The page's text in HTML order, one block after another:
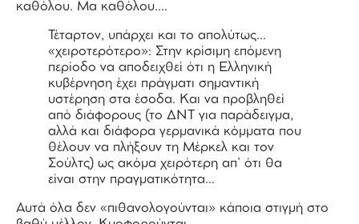
καθόλου. Μα καθόλου….
Τέταρτον, υπάρχει και το απολύτως…
«χειροτερότερο»: Στην κρίσιμη επόμενη
περίοδο να αποδειχθεί ότι η Ελληνική
κυβέρνηση έχει πράγματι σημαντική
υστέρηση στα έσοδα. Και να προβληθεί
από διάφορους (το ΔΝΤ για παράδειγμα,
αλλά και διάφορα γερμανικά κόμματα που
θέλουν να πλήξουν τη Μέρκελ και τον
Σούλτς) ως ακόμα χειρότερη απ’ ότι θα
είναι στην πραγματικότητα…
Αυτά όλα δεν «πιθανολογούνται» κάποια στιγμή στο